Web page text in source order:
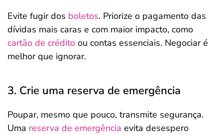
Evite fugir dos boletos. Priorize o pagamento das
dívidas mais caras e com maior impacto, como
cartão de crédito ou contas essenciais. Negociar é
melhor que ignorar.
3. Crie uma reserva de emergência
Poupar, mesmo que pouco, transmite segurança.
Uma reserva de emergência evita desespero